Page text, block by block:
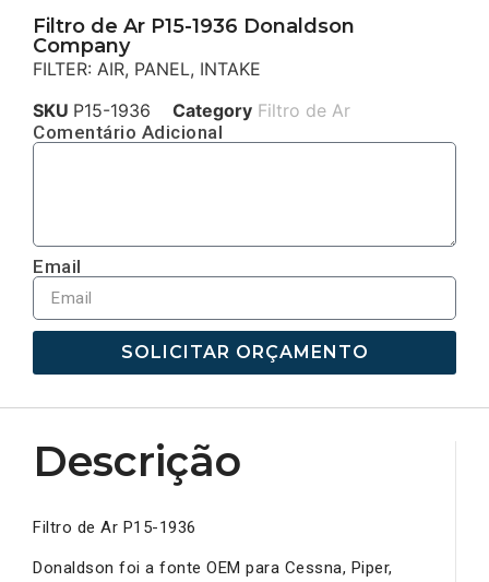
Filtro de Ar P15-1936 Donaldson
Company
FILTER: AIR, PANEL, INTAKE
SKU P15-1936 Category Filtro de Ar
Comentário Adicional
Email
SOLICITAR ORÇAMENTO
Descrição
Filtro de Ar P15-1936
Donaldson foi a fonte OEM para Cessna, Piper,